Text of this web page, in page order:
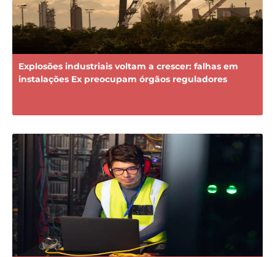
Explosões industriais voltam a crescer: falhas em
instalações Ex preocupam órgãos reguladores